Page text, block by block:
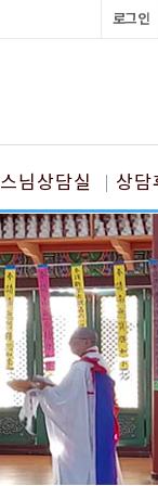
로그인
스님상담실 상담